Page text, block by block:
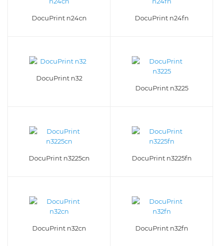
DocuPrint n24cn DocuPrint n24fn
DocuPrint n32
DocuPrint n3225
DocuPrint n3225cn DocuPrint n3225fn
DocuPrint n32cn DocuPrint n32fn